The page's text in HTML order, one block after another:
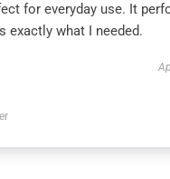
for everyday use. It
exactly what I needed.